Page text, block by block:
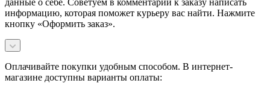
данные о себе. Советуем в комментарии к заказу написать
информацию, которая поможет курьеру вас найти. Нажмите
кнопку «Оформить заказ».
Оплачивайте покупки удобным способом. В интернет-
магазине доступны варианты оплаты: